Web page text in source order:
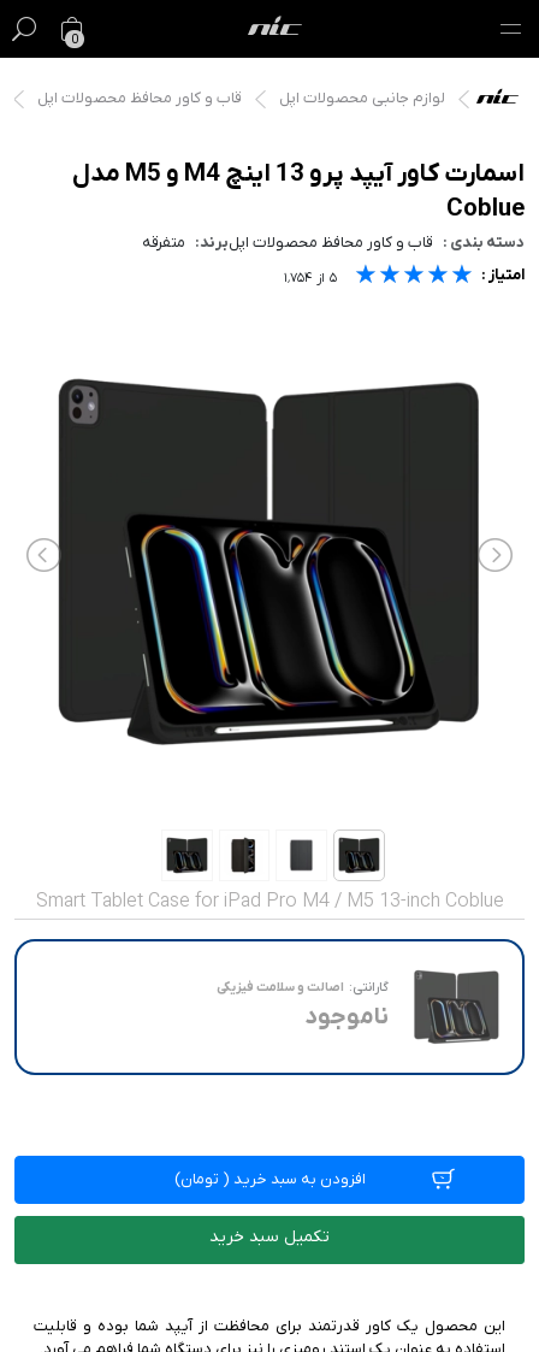
0
گیفت کارت
فروش ویژه
آیفون
ایرپاد
صدا و تصویر
قیمت روز
محصولات کارکرده
تماس با ما
لوازم جانبی محصولات اپل قاب و کاور محافظ محصولات اپل
Smart Tablet Case for iPad Pro M4 / M5 13-inch Coblue
گارانتی: اصالت و سلامت فیزیکی
ناموجود
افزودن به سبد خرید ( تومان)
تکمیل سبد خرید
این محصول یک کاور قدرتمند برای محافظت از آیپد شما بوده و قابلیت
اسمارت کاور آیپد پرو 13 اینچ M4 و M5 مدل
Coblue
دسته بندی : قاب و کاور محافظ محصولات اپلبرند: متفرقه
امتیاز : ★★★★★
★★★★★
★★★★★ ۵ از ۱٬۷۵۴